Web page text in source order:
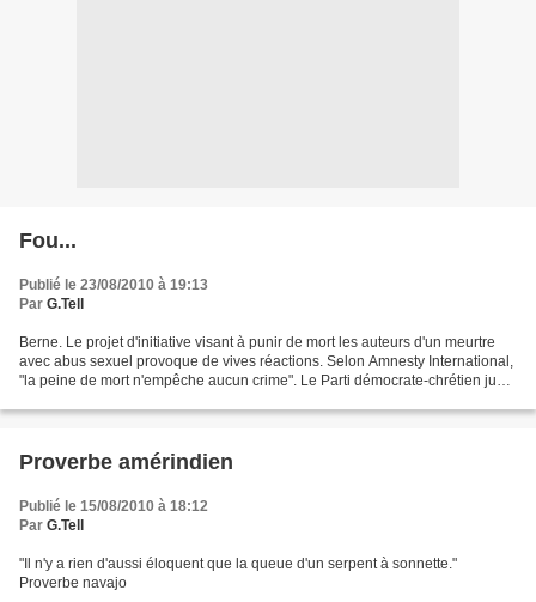
Fou...
Publié le 23/08/2010 à 19:13
Par G.Tell
Berne. Le projet d'initiative visant à punir de mort les auteurs d'un meurtre
avec abus sexuel provoque de vives réactions. Selon Amnesty International,
"la peine de mort n'empêche aucun crime". Le Parti démocrate-chrétien juge
Proverbe amérindien
Publié le 15/08/2010 à 18:12
Par G.Tell
"Il n'y a rien d'aussi éloquent que la queue d'un serpent à sonnette."
Proverbe navajo